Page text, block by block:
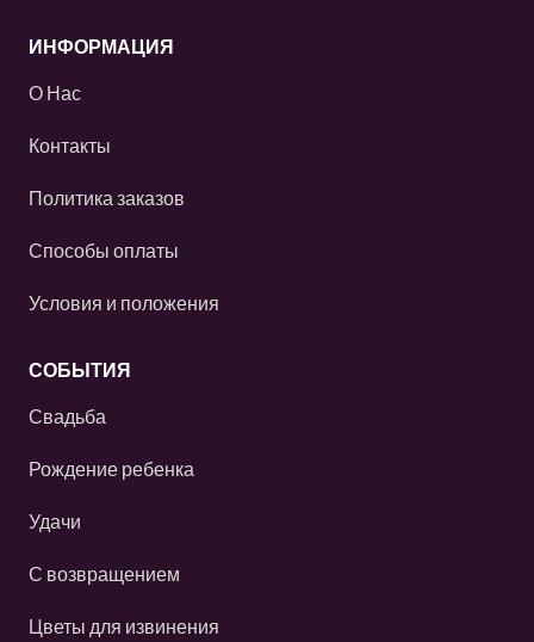
ИНФОРМАЦИЯ
О Нас
Контакты
Политика заказов
Способы оплаты
Условия и положения
СОБЫТИЯ
Свадьба
Рождение ребенка
Удачи
С возвращением
Цветы для извинения